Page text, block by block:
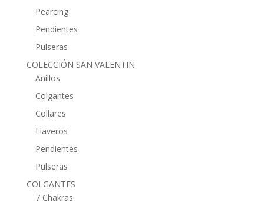
Pearcing
Pendientes
Pulseras
COLECCIÓN SAN VALENTIN
Anillos
Colgantes
Collares
Llaveros
Pendientes
Pulseras
COLGANTES
7 Chakras